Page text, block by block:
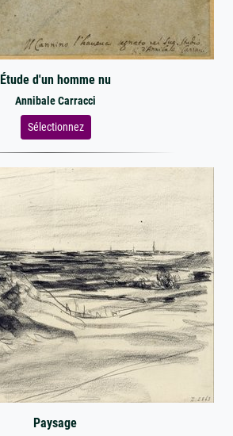
Étude d'un homme nu
Annibale Carracci
Sélectionnez
Paysage